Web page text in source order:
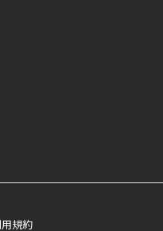
ださい。
きない場合がございま
送いたします。「お取り
どの場合、例外もあります)
は、その他商品との購入に
規約